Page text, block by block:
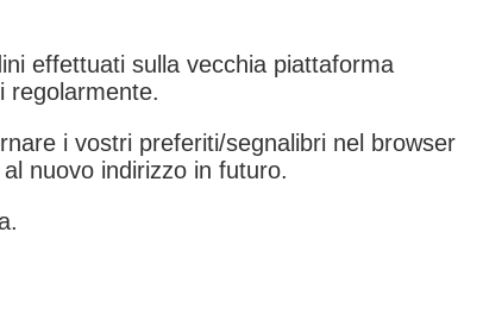
effettuati sulla vecchia piattaforma
regolarmente.
i vostri preferiti/segnalibri nel browser
nuovo indirizzo in futuro.